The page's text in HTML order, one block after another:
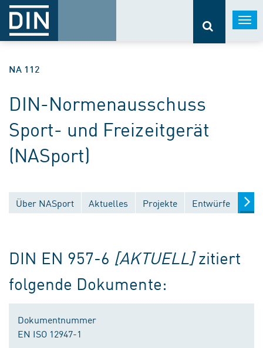
NA 112
DIN-Normenausschuss
Sport- und Freizeitgerät
(NASport)
Über NASport Aktuelles Projekte Entwürfe
DIN EN 957-6 [AKTUELL] zitiert
folgende Dokumente:
Dokumentnummer
EN ISO 12947-1